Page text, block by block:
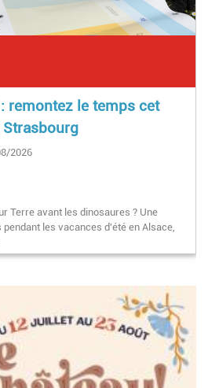
remontez le temps cet
Strasbourg
2026
Terre avant les dinosaures ? Une
les vacances d'été en Alsace,